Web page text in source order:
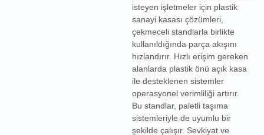
isteyen işletmeler için plastik
sanayi kasası çözümleri,
çekmeceli standlarla birlikte
kullanıldığında parça akışını
hızlandırır. Hızlı erişim gereken
alanlarda plastik önü açık kasa
ile desteklenen sistemler
operasyonel verimliliği artırır.
Bu standlar, paletli taşıma
sistemleriyle de uyumlu bir
şekilde çalışır. Sevkiyat ve